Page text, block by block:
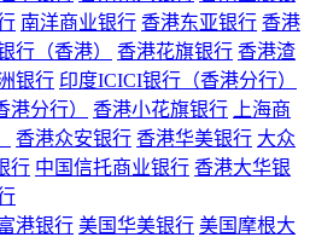
南洋商业银行 香港东亚银行 香港
行（香港） 香港花旗银行 香港渣
银行 印度ICICI银行（香港分行）
分行）
香港小花旗银行
上海商
香港众安银行 香港华美银行 大众
行 中国信托商业银行 香港大华银
港银行 美国华美银行 美国摩根大